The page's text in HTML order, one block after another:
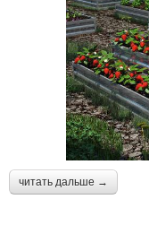
читать дальше →